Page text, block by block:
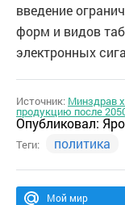
введение
форм и видов
электронных
Источник: Минздрав
продукцию после
Опубликовал:
Теги: политика
Мой мир